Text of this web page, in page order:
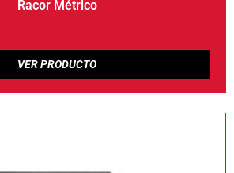
Racor Métrico